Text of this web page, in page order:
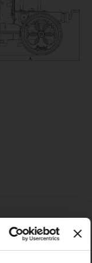
eloxiertem
den Griff zu
Bediener zu